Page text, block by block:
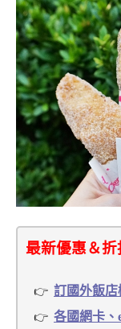
最新優惠＆折
訂國外飯店
各國網卡、